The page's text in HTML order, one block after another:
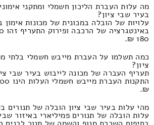
מה עלות העברת הליכון חשמלי ומתקני
בעיר שבי ציון?
עלויות של הובלה במכונית של מכונות אימון
180 ₪.
כמה תשלמו על העברת מייבש חשמלי בלתי
ציון?
תעריף העברה של מכונה לייבוש בעיר שבי
₪.
מהי עלות בעיר שבי ציון הובלה של תנורים
עלות הובלה של תנורים פמיליארי באיזור